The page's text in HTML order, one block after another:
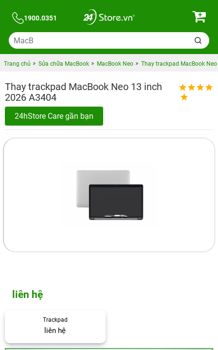
1900.0351
Trang chủ Sửa chữa MacBook MacBook Neo Thay trackpad MacBook
Thay trackpad MacBook Neo 13 inch
2026 A3404
24hStore Care gần bạn
liên hệ
Trackpad
liên hệ